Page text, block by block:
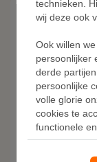
technieken.
wij deze ook
Ook willen
persoonlijker
derde
persoonlijke
volle glorie
cookies te
functionele